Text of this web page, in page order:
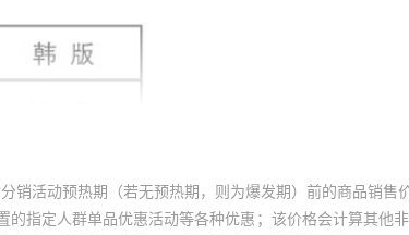
销活动预热期（若无预热期，则为爆发期）前的商品销售
指定人群单品优惠活动等各种优惠；该价格会计算其他